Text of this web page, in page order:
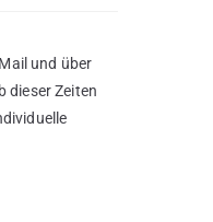
und über
dieser Zeiten